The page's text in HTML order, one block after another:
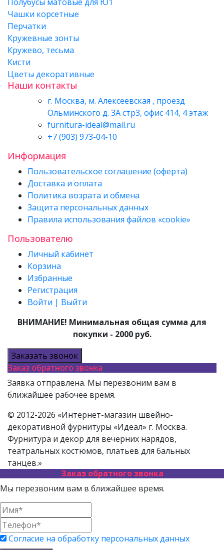
Чашки корсетные
Перчатки
Кружевные зонты
Кружево, тесьма
Кисти
Цветы декоративные
Наши контакты
г. Москва, м. Алексеевская , проезд
Ольминского д. 3А стр3, офис 414, 4 этаж
furnitura-ideal@mail.ru
+7 (903) 973-04-10
Информация
Пользовательское соглашение (оферта)
Доставка и оплата
Политика возрата и обмена
Защита персональных данных
Правила использования файлов «cookie»
Пользователю
Личный кабинет
Корзина
Избранные
Регистрация
Войти | Выйти
ВНИМАНИЕ! Минимальная общая сумма для
покупки - 2000 руб.
Заказать звонок
Заказ обратного звонка
Заявка отправлена. Мы перезвоним вам в
ближайшее рабочее время.
© 2012-2026 «Интернет-магазин швейно-
декоративной фурнитуры «Идеал» г. Москва.
Фурнитура и декор для вечерних нарядов,
театральных костюмов, платьев для бальных
танцев.»
Заказ обратного звонка
Мы перезвоним вам в ближайшее время.
Согласие на обработку персональных данных